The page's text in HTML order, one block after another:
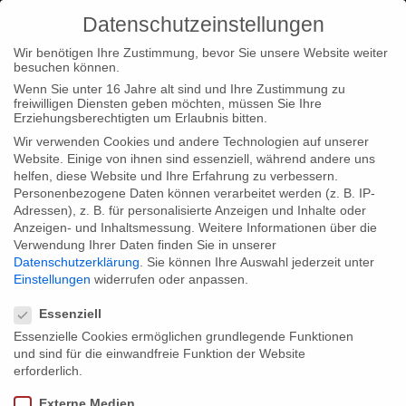
Home Typ|News
Erfolgreiche Premiere von “Die Akte
Kleist”
Erfolgreiche Premiere von “Die Akte
Kleist”
Wir haben uns sehr über die vielen positiven Resonanzen zu
der Premiere unseres Films “die Akte Kleist” in der Nikolaikirche
Datenschutzeinstellungen
Wir benötigen Ihre Zustimmung, bevor Sie unsere Website weiter
besuchen können.
Wenn Sie unter 16 Jahre alt sind und Ihre Zustimmung zu
freiwilligen Diensten geben möchten, müssen Sie Ihre
Erziehungsberechtigten um Erlaubnis bitten.
Wir verwenden Cookies und andere Technologien auf unserer
Website. Einige von ihnen sind essenziell, während andere uns
helfen, diese Website und Ihre Erfahrung zu verbessern.
Personenbezogene Daten können verarbeitet werden (z. B. IP-
Adressen), z. B. für personalisierte Anzeigen und Inhalte oder
Anzeigen- und Inhaltsmessung. Weitere Informationen über die
Verwendung Ihrer Daten finden Sie in unserer
Datenschutzerklärung
Sie können Ihre Auswahl jederzeit unter
Einstellungen widerrufen oder anpassen.
Essenziell
Essenzielle Cookies ermöglichen grundlegende Funktionen
und sind für die einwandfreie Funktion der Website
erforderlich.